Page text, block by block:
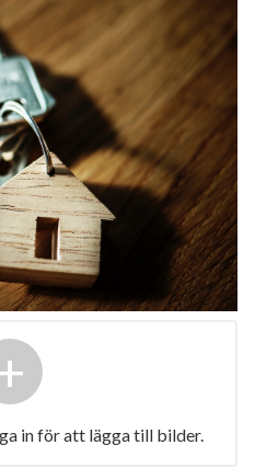
in för att lägga till bilder.